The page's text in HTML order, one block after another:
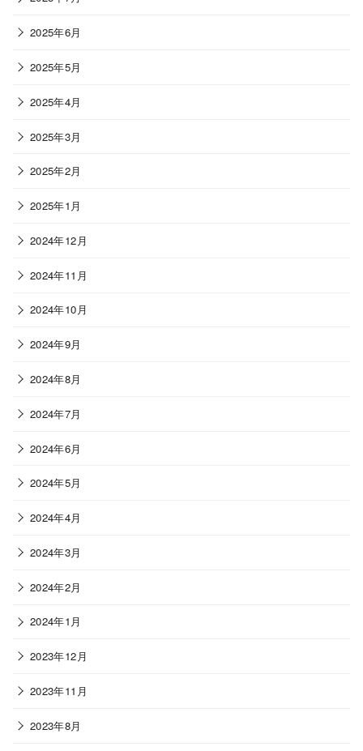
2025年6月
2025年5月
2025年4月
2025年3月
2025年2月
2025年1月
2024年12月
2024年11月
2024年10月
2024年9月
2024年8月
2024年7月
2024年6月
2024年5月
2024年4月
2024年3月
2024年2月
2024年1月
2023年12月
2023年11月
2023年8月